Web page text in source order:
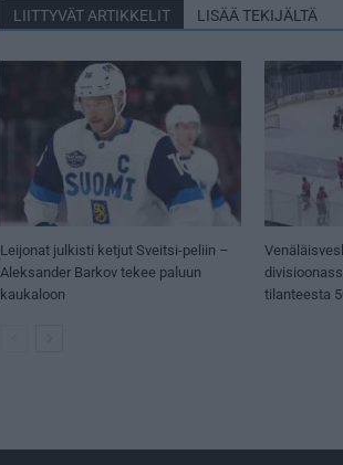
LIITTYVÄT ARTIKKELIT LISÄÄ TEKIJÄLTÄ
Leijonat julkisti ketjut Sveitsi-peliin –
Aleksander Barkov tekee paluun
kaukaloon
tilanteesta